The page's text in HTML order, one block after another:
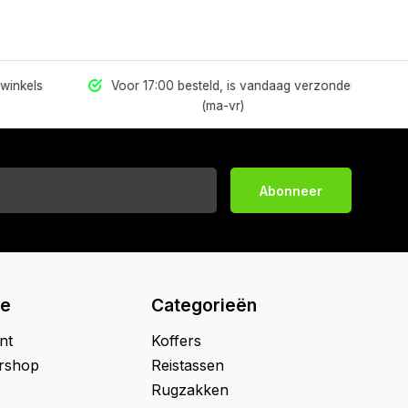
Voor 17:00 besteld, is vandaag verzonden
(ma-vr)
Abonneer
Categorieën
Koffers
Reistassen
Rugzakken